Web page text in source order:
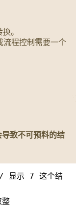
。
流程控制需要一个
致不可预料的结
7 这个结